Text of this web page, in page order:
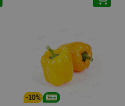
-10%